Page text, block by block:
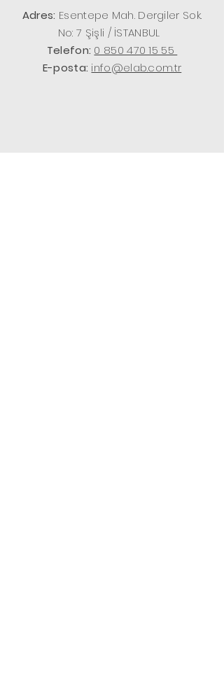
Adres: Esentepe Mah. Dergiler Sok.
No: 7 Şişli / İSTANBUL
Telefon: 0 850 470 15 55
E-posta: info@elab.com.tr